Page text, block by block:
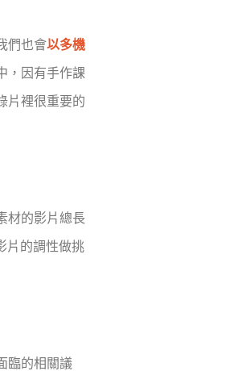
們也會以多機
，因有手作課
片裡很重要的
材的影片總長
片的調性做挑
臨的相關議